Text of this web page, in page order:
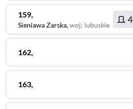
159,
Sieniawa Zarska,woj: lubuskie
4
162,
163,